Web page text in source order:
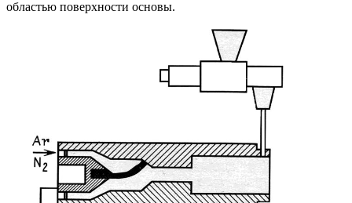
областью поверхности основы.